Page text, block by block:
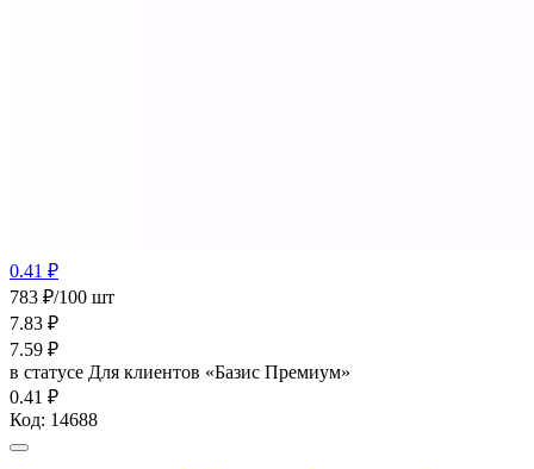
0.41 ₽
783 ₽/100 шт
7.83 ₽
7.59 ₽
в статусе Для клиентов «Базис Премиум»
0.41 ₽
Код: 14688